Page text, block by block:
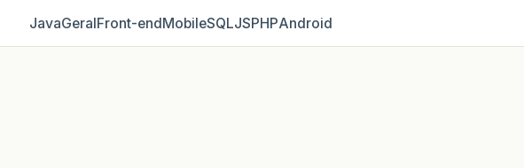
JavaGeralFront‑endMobileSQLJSPHPAndroid